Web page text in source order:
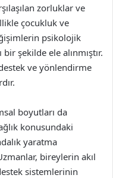
zorluklar ve
çocukluk ve
psikolojik
şekilde ele alınmıştır.
ve yönlendirme
boyutları da
konusundaki
yaratma
bireylerin akıl
sistemlerinin